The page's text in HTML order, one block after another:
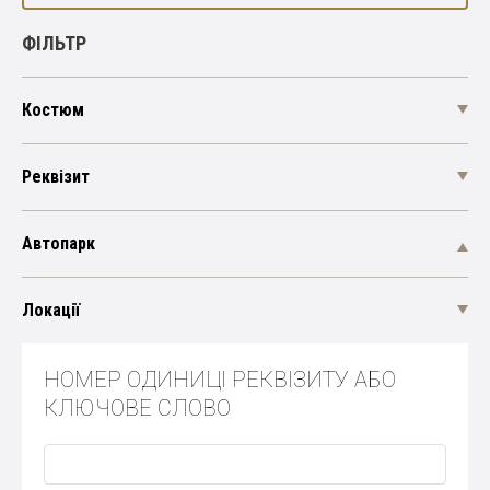
ФІЛЬТР
Костюм
Реквізит
Автопарк
Локації
НОМЕР ОДИНИЦІ РЕКВІЗИТУ АБО
КЛЮЧОВЕ СЛОВО